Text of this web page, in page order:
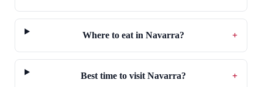
Where to eat in Navarra? +
Best time to visit Navarra? +